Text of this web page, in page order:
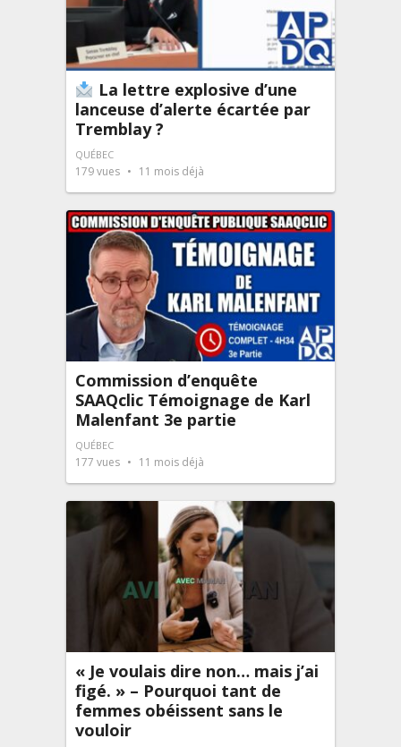
La lettre explosive d’une
lanceuse d’alerte écartée par
Tremblay ?
QUÉBEC
179vues 11 mois déjà
Commission d’enquête
SAAQclic Témoignage de Karl
Malenfant 3e partie
QUÉBEC
177 vues 11 mois déjà
« Je voulais dire non… mais j’ai
figé. » – Pourquoi tant de
femmes obéissent sans le
vouloir